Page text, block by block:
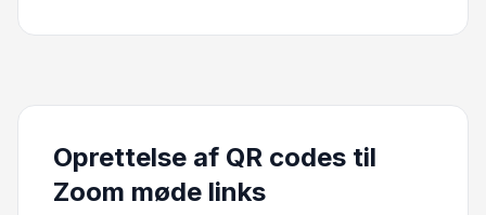
Oprettelse af QR codes til
Zoom møde links